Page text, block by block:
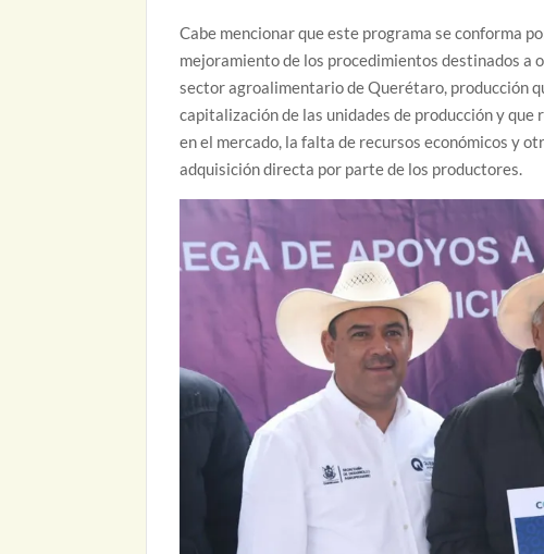
Cabe mencionar que este programa se conforma
mejoramiento de los procedimientos destinados a
sector agroalimentario de Querétaro, producción
capitalización de las unidades de producción y
en el mercado, la falta de recursos económicos y
adquisición directa por parte de los productores.